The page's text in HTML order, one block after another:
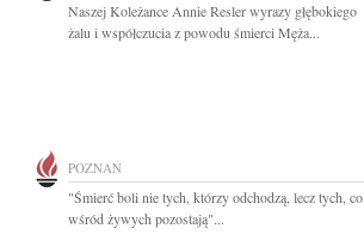
Naszej Koleżance Annie Resler wyrazy głębokiego
żalu i współczucia z powodu śmierci Męża...
POZNAŃ
"Śmierć boli nie tych, którzy odchodzą, lecz tych, co
wśród żywych pozostają"...